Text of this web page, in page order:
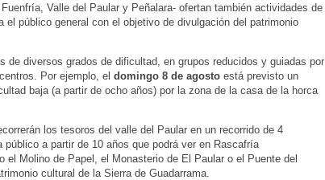
Valle del Paular y Peñalara- ofertan también actividades de
el público general con el objetivo de divulgación del patrimonio
de diversos grados de dificultad, en grupos reducidos y guiadas por
Por ejemplo, el domingo 8 de agosto está previsto un
baja (a partir de ocho años) por la zona de la casa de la horca
los tesoros del valle del Paular en un recorrido de 4
a partir de 10 años que podrá ver en Rascafría
el Molino de Papel, el Monasterio de El Paular o el Puente del
cultural de la Sierra de Guadarrama.